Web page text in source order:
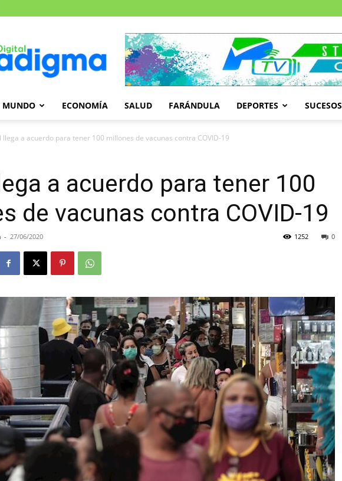
Paradigma
MUNDO ECONOMÍA SALUD FARÁNDULA DEPORTES SUCESOS
llega a acuerdo para tener 100 millones de vacunas contra COVID-19
a acuerdo para tener 100
de vacunas contra COVID-19
- 27/06/2020 0
1252